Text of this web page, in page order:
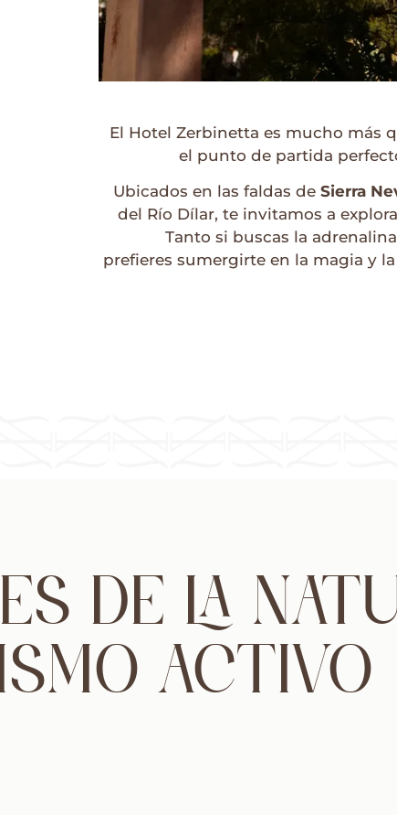
El Hotel Zerbinetta es mucho más
el punto de partida
Ubicados en las faldas de Sierra
del Río Dílar, te invitamos a
Tanto si buscas la
prefieres sumergirte en la magia y
DE LA
ACTIVO